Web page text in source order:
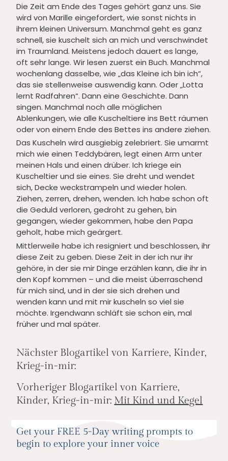
Die Zeit am Ende des Tages gehört ganz uns. Sie
wird von Marille eingefordert, wie sonst nichts in
ihrem kleinen Universum. Manchmal geht es ganz
schnell, sie kuschelt sich an mich und verschwindet
im Traumland. Meistens jedoch dauert es lange,
oft sehr lange. Wir lesen zuerst ein Buch. Manchmal
wochenlang dasselbe, wie „das Kleine ich bin ich“,
das sie stellenweise auswendig kann. Oder „Lotta
lernt Radfahren“. Dann eine Geschichte. Dann
singen. Manchmal noch alle möglichen
Ablenkungen, wie alle Kuscheltiere ins Bett räumen
oder von einem Ende des Bettes ins andere ziehen.
Das Kuscheln wird ausgiebig zelebriert. Sie umarmt
mich wie einen Teddybären, legt einen Arm unter
meinen Hals und einen drüber. Ich kriege ein
Kuscheltier und sie eines. Sie dreht und wendet
sich, Decke weckstrampeln und wieder holen.
Ziehen, zerren, drehen, wenden. Ich habe schon oft
die Geduld verloren, gedroht zu gehen, bin
gegangen, wieder gekommen, habe den Papa
geholt, habe mich geärgert.
Mittlerweile habe ich resigniert und beschlossen, ihr
diese Zeit zu geben. Diese Zeit in der ich nur ihr
gehöre, in der sie mir Dinge erzählen kann, die ihr in
den Kopf kommen – und die meist überraschend
für mich sind, und in der sie sich drehen und
wenden kann und mit mir kuscheln so viel sie
möchte. Irgendwann schläft sie schon ein, mal
früher und mal später.
Nächster Blogartikel von Karriere, Kinder,
Krieg-in-mir:
Vorheriger Blogartikel von Karriere,
Kinder, Krieg-in-mir: Mit Kind und Kegel
Get your FREE 5-Day writing prompts to
begin to explore your inner voice